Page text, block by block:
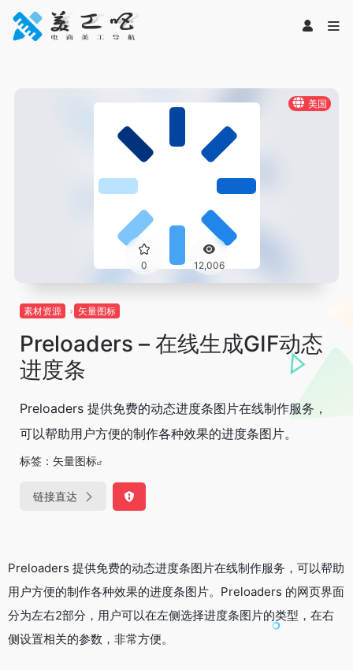
美国
0 12,006
素材资源 矢量图标
Preloaders – 在线生成GIF动态
进度条
Preloaders 提供免费的动态进度条图片在线制作服务，
可以帮助用户方便的制作各种效果的进度条图片。
标签： 矢量图标
链接直达
Preloaders 提供免费的动态进度条图片在线制作服务，可以帮助
用户方便的制作各种效果的进度条图片。Preloaders 的网页界面
分为左右2部分，用户可以在左侧选择进度条图片的类型，在右
侧设置相关的参数，非常方便。